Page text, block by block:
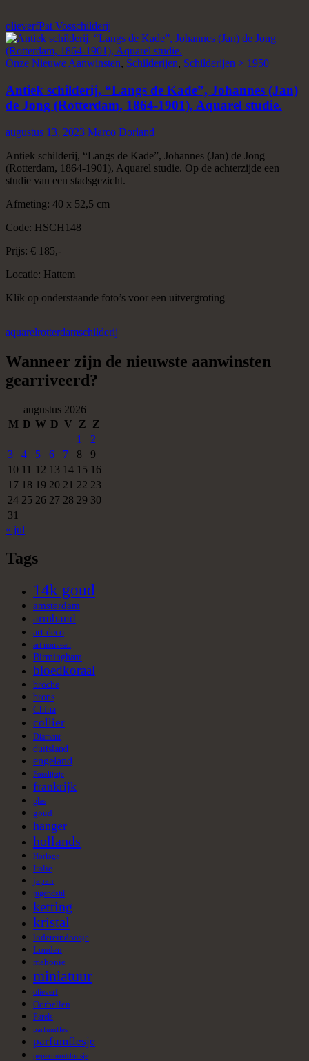
olieverfPat Vosschilderij
Onze Nieuwe Aanwinsten, Schilderijen, Schilderijen > 1950
Antiek schilderij, “Langs de Kade”, Johannes (Jan)
de Jong (Rotterdam, 1864-1901), Aquarel studie.
augustus 13, 2023 Marco Dorland
Antiek schilderij, “Langs de Kade”, Johannes (Jan) de Jong
(Rotterdam, 1864-1901), Aquarel studie. Op de achterzijde een
studie van een stadsgezicht.
Afmeting: 40 x 52,5 cm
Code: HSCH148
Prijs: € 185,-
Locatie: Hattem
Klik op onderstaande foto’s voor een uitvergroting
aquarelrotterdamschilderij
Wanneer zijn de nieuwste aanwinsten
gearriveerd?
augustus 2026
M D W D V Z
Z
1
2
3
4 5 6 7 8
9
10 11 12 13 14 15 16
17 18 19 20 21 22 23
24 25 26 27 28 29 30
31
« jul
Tags
14k goud
amsterdam
armband
art deco
art nouveau
Birmingham
bloedkoraal
broche
brons
China
collier
Diamant
duitsland
engeland
Fotolijstje
frankrijk
glas
goud
hanger
hollands
Horloge
Italië
japan
jugendstil
ketting
kristal
lodereindoosje
Londen
mahonie
miniatuur
olieverf
Oorbellen
Parels
parfumfles
parfumflesje
pepermuntdoosje